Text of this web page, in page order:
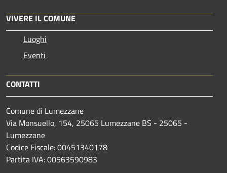
VIVERE IL COMUNE
Luoghi
Eventi
CONTATTI
Comune di Lumezzane
Via Monsuello, 154, 25065 Lumezzane BS - 25065 -
Lumezzane
Codice Fiscale: 00451340178
Partita IVA: 00563590983